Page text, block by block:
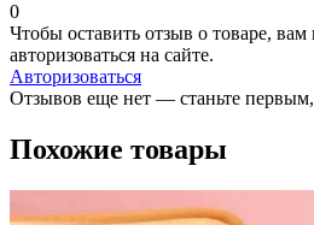
0
Чтобы оставить отзыв о товаре, вам
авторизоваться на сайте.
Авторизоваться
Отзывов еще нет — станьте первым,
Похожие товары